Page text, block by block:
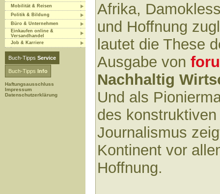
Mobilität & Reisen
Politik & Bildung
Büro & Unternehmen
Einkaufen online &
Versandhandel
Job & Karriere
Buch-Tipps Service
Buch-Tipps Info
Haftungsausschluss
Impressum
Datenschutzerklärung
Afrika,
und Hoffnung
lautet die These
Ausgabe von
Nachhaltig
Und als
des konstruktiven
Journalismus
Kontinent vor
Hoffnung.